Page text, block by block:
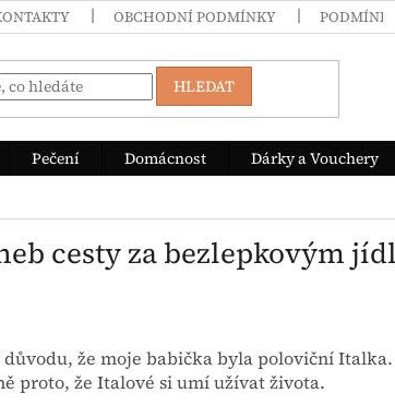
OBCHODNÍ PODMÍNKY
HLEDAT
Pečení Domácnost Dárky a Vouchery
cesty za bezlepkovým
že moje babička byla poloviční
proto, že Italové si umí užívat života.